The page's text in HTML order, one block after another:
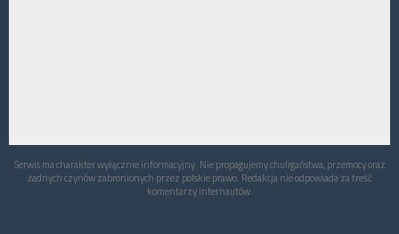
Serwis ma charakter wyłącznie informacyjny. Nie propagujemy chuligaństwa, przemocy oraz
żadnych czynów zabronionych przez polskie prawo. Redakcja nie odpowiada za treść
komentarzy internautów.